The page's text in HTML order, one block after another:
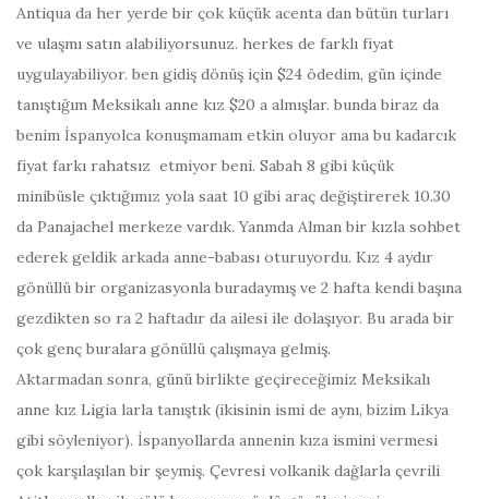
Antiqua da her yerde bir çok küçük acenta dan bütün turları
ve ulaşmı satın alabiliyorsunuz. herkes de farklı fiyat
uygulayabiliyor. ben gidiş dönüş için $24 ödedim, gün içinde
tanıştığım Meksikalı anne kız $20 a almışlar. bunda biraz da
benim İspanyolca konuşmamam etkin oluyor ama bu kadarcık
fiyat farkı rahatsız etmiyor beni. Sabah 8 gibi küçük
minibüsle çıktığımız yola saat 10 gibi araç değiştirerek 10.30
da Panajachel merkeze vardık. Yanmda Alman bir kızla sohbet
ederek geldik arkada anne-babası oturuyordu. Kız 4 aydır
gönüllü bir organizasyonla buradaymış ve 2 hafta kendi başına
gezdikten so ra 2 haftadır da ailesi ile dolaşıyor. Bu arada bir
çok genç buralara gönüllü çalışmaya gelmiş.
Aktarmadan sonra, günü birlikte geçireceğimiz Meksikalı
anne kız Ligia larla tanıştık (ikisinin ismi de aynı, bizim Likya
gibi söyleniyor). İspanyollarda annenin kıza ismini vermesi
çok karşılaşılan bir şeymiş. Çevresi volkanik dağlarla çevrili